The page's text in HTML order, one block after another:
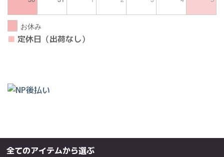
お休み
■ 定休日（出荷なし）
全てのアイテムから選ぶ